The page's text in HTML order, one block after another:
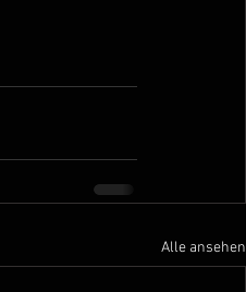
Alle ansehen